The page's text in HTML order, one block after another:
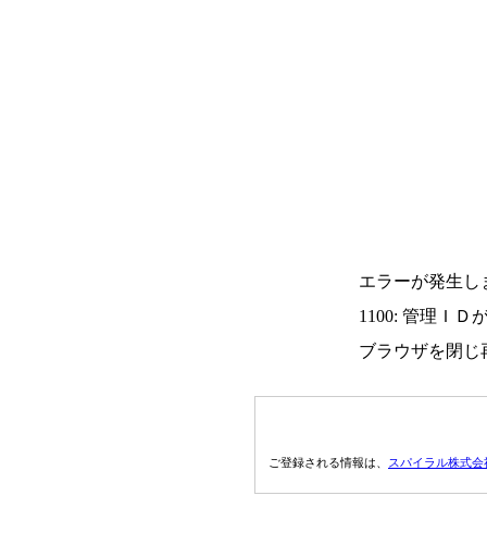
エラーが発生し
1100: 管理ＩＤ
ブラウザを閉じ
ご登録される情報は、 スパイラル株式会